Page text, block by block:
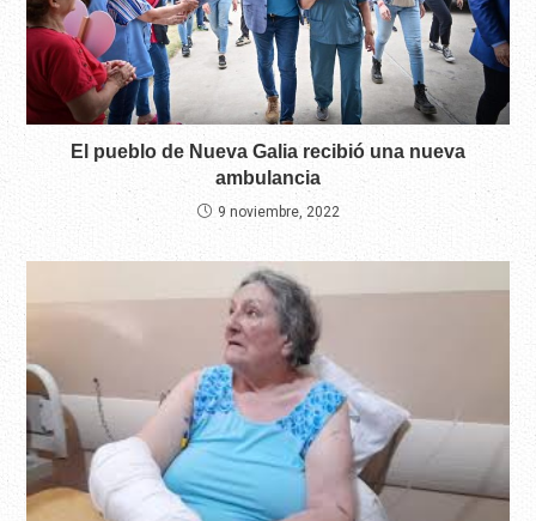
El pueblo de Nueva Galia recibió una nueva
ambulancia
9 noviembre, 2022